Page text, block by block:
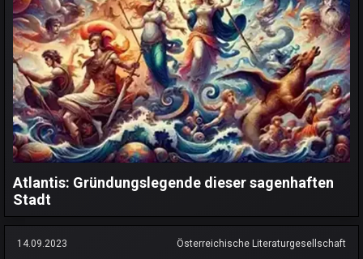
Atlantis: Gründungslegende dieser sagenhaften
Stadt
14.09.2023 Österreichische Literaturgesellschaft